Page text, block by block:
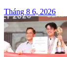
Tháng 8 6, 2026